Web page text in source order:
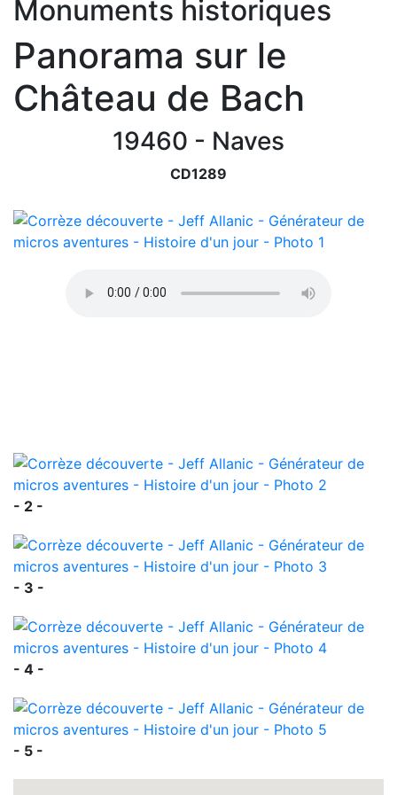
Monuments historiques
Panorama sur le
Château de Bach
19460 - Naves
CD1289
- 2 -
- 3 -
- 4 -
- 5 -